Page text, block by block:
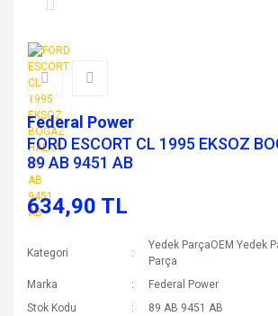
Federal Power
FORD ESCORT CL 1995 EKSOZ
89 AB 9451 AB
634,90 TL
Kategori
Yedek ParçaOEM Yedek
Parça
Marka
Federal Power
Stok Kodu
89 AB 9451 AB